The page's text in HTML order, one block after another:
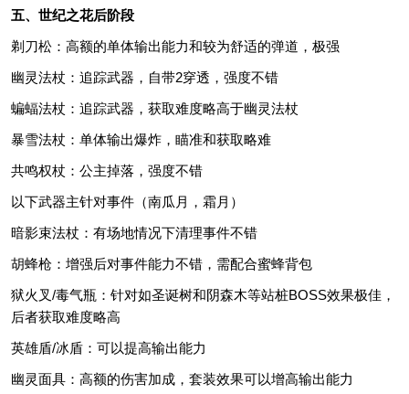
五、世纪之花后阶段
剃刀松：高额的单体输出能力和较为舒适的弹道，极强
幽灵法杖：追踪武器，自带2穿透，强度不错
蝙蝠法杖：追踪武器，获取难度略高于幽灵法杖
暴雪法杖：单体输出爆炸，瞄准和获取略难
共鸣权杖：公主掉落，强度不错
以下武器主针对事件（南瓜月，霜月）
暗影束法杖：有场地情况下清理事件不错
胡蜂枪：增强后对事件能力不错，需配合蜜蜂背包
狱火叉/毒气瓶：针对如圣诞树和阴森木等站桩BOSS效果极佳，
后者获取难度略高
英雄盾/冰盾：可以提高输出能力
幽灵面具：高额的伤害加成，套装效果可以增高输出能力